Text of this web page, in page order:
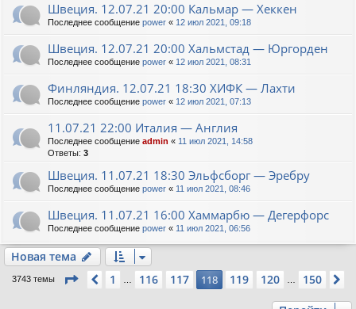
Швеция. 12.07.21 20:00 Кальмар — Хеккен
Последнее сообщение power « 12 июл 2021, 09:18
Швеция. 12.07.21 20:00 Хальмстад — Юргорден
Последнее сообщение power « 12 июл 2021, 08:31
Финляндия. 12.07.21 18:30 ХИФК — Лахти
Последнее сообщение power « 12 июл 2021, 07:13
11.07.21 22:00 Италия — Англия
Последнее сообщение admin « 11 июл 2021, 14:58
Ответы: 3
Швеция. 11.07.21 18:30 Эльфсборг — Эребру
Последнее сообщение power « 11 июл 2021, 08:46
Швеция. 11.07.21 16:00 Хаммарбю — Дегерфорс
Последнее сообщение power « 11 июл 2021, 06:56
Новая тема
3743 темы Страница 118из150
Пред.
1 116 117 118 119 120 150